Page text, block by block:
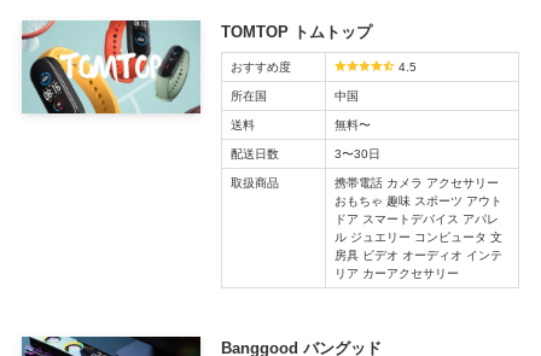
TOMTOP トムトップ
おすすめ度 4.5
所在国 中国
送料 無料〜
配送日数 3〜30日
取扱商品
携帯電話 カメラ アクセサリー
おもちゃ 趣味 スポーツ アウト
ドア スマートデバイス アパレ
ル ジュエリー コンピュータ 文
房具 ビデオ オーディオ インテ
リア カーアクセサリー
Banggood バングッド